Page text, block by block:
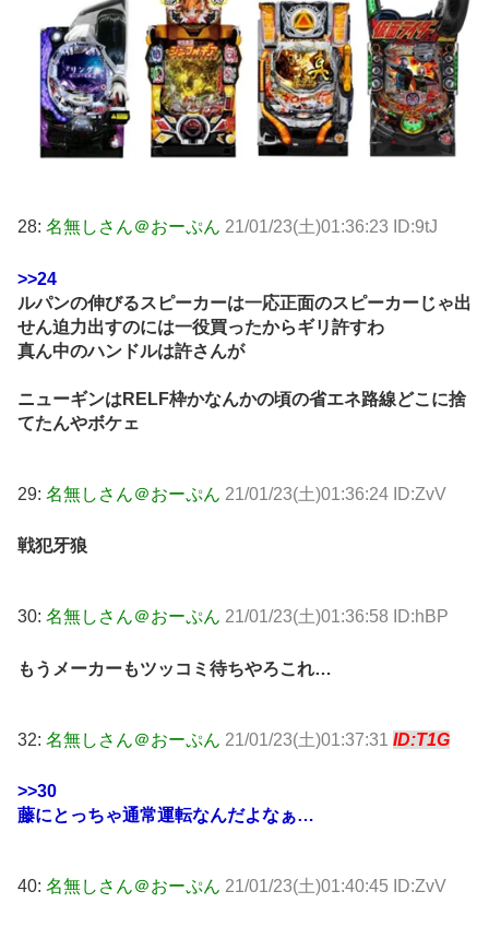
28: 名無しさん＠おーぷん 21/01/23(土)01:36:23 ID:9tJ
>>24
ルパンの伸びるスピーカーは一応正面のスピーカーじゃ出
せん迫力出すのには一役買ったからギリ許すわ
真ん中のハンドルは許さんが
ニューギンはRELF枠かなんかの頃の省エネ路線どこに捨
てたんやボケェ
29: 名無しさん＠おーぷん 21/01/23(土)01:36:24 ID:ZvV
戦犯牙狼
30: 名無しさん＠おーぷん 21/01/23(土)01:36:58 ID:hBP
もうメーカーもツッコミ待ちやろこれ…
32: 名無しさん＠おーぷん 21/01/23(土)01:37:31 ID:T1G
>>30
藤にとっちゃ通常運転なんだよなぁ…
40: 名無しさん＠おーぷん 21/01/23(土)01:40:45 ID:ZvV